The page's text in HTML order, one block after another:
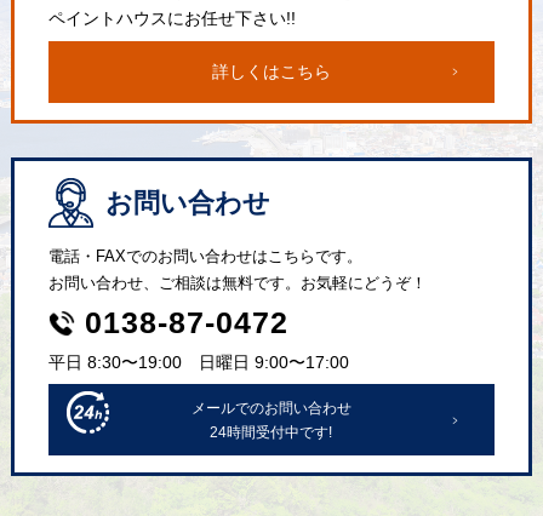
ペイントハウスにお任せ下さい!!
詳しくはこちら
お問い合わせ
電話・FAXでのお問い合わせはこちらです。
お問い合わせ、ご相談は無料です。お気軽にどうぞ！
0138-87-0472
平日 8:30〜19:00 日曜日 9:00〜17:00
メールでのお問い合わせ
24時間受付中です!